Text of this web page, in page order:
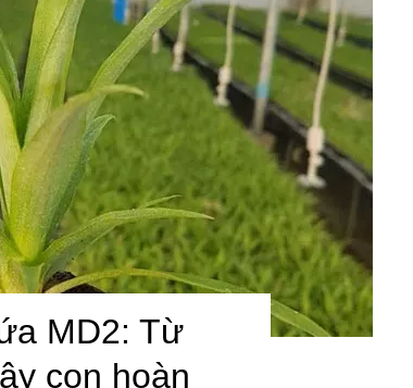
MD2: Từ
con hoàn